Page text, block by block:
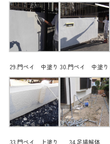
29.門ペイ 中塗り 30.門ペイ 中塗り
33.門ペイ 上塗り 34.足場解体